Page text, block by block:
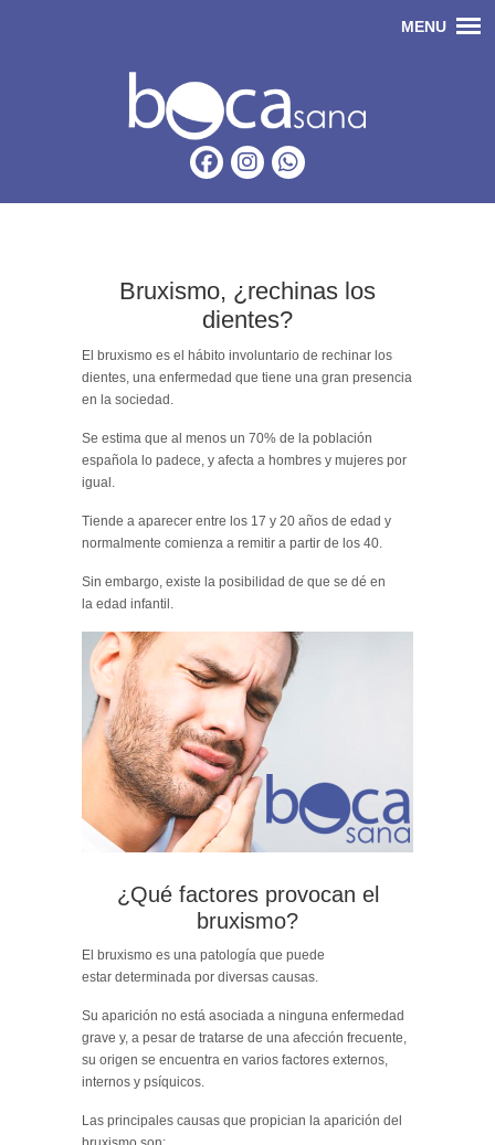
Bruxismo, ¿rechinas los
dientes?
El bruxismo es el hábito involuntario de rechinar los
dientes, una enfermedad que tiene una gran presencia
en la sociedad.
Se estima que al menos un 70% de la población
española lo padece, y afecta a hombres y mujeres por
igual.
Tiende a aparecer entre los 17 y 20 años de edad y
normalmente comienza a remitir a partir de los 40.
Sin embargo, existe la posibilidad de que se dé en
la edad infantil.
¿Qué factores provocan el
bruxismo?
El bruxismo es una patología que puede
estar determinada por diversas causas.
Su aparición no está asociada a ninguna enfermedad
grave y, a pesar de tratarse de una afección frecuente,
su origen se encuentra en varios factores externos,
internos y psíquicos.
Las principales causas que propician la aparición del